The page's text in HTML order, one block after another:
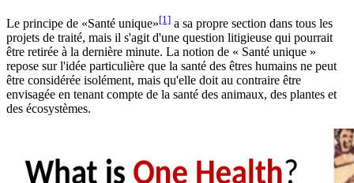
Le principe de «Santé unique»[1] a sa propre section dans tous les
projets de traité, mais il s'agit d'une question litigieuse qui pourrait
être retirée à la dernière minute. La notion de « Santé unique »
repose sur l'idée particulière que la santé des êtres humains ne peut
être considérée isolément, mais qu'elle doit au contraire être
envisagée en tenant compte de la santé des animaux, des plantes et
des écosystèmes.